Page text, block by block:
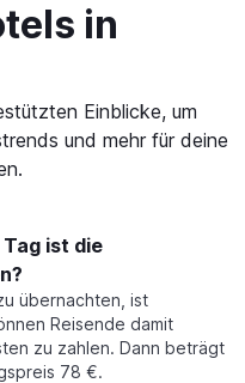
in
Einblicke, um
und mehr für deine
ist die
übernachten, ist
Reisende damit
zu zahlen. Dann beträgt
78 €.